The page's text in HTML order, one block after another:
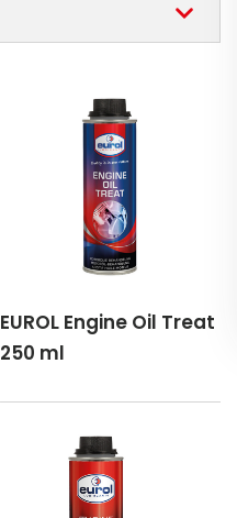
EUROL Engine Oil Treat
250 ml